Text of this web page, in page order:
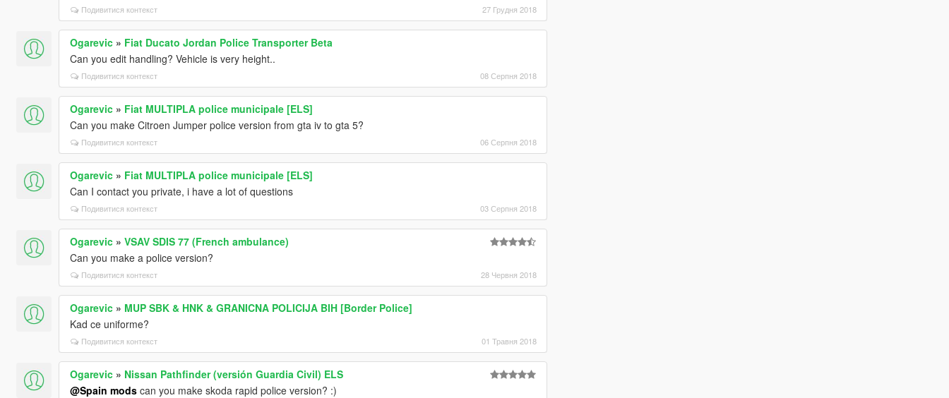
Подивитися контекст 27 Грудня 2018
Ogarevic» Fiat Ducato Jordan Police Transporter Beta
Can you edit handling? Vehicle is very height..
Подивитися контекст 08 Серпня 2018
Ogarevic» Fiat MULTIPLA police municipale [ELS]
Can you make Citroen Jumper police version from gta iv to gta 5?
Подивитися контекст 06 Серпня 2018
Ogarevic» Fiat MULTIPLA police municipale [ELS]
Can I contact you private, i have a lot of questions
Подивитися контекст 03 Серпня 2018
Ogarevic» VSAV SDIS 77 (French ambulance)
Can you make a police version?
Подивитися контекст 28 Червня 2018
Ogarevic» MUP SBK & HNK & GRANICNA POLICIJA BIH [Border Police]
Kad ce uniforme?
Подивитися контекст 01 Травня 2018
Ogarevic» Nissan Pathfinder (versión Guardia Civil) ELS
@Spain modscan you make skoda rapid police version? :)